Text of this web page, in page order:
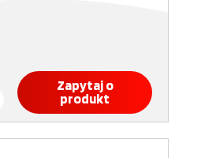
Zapytaj o
produkt